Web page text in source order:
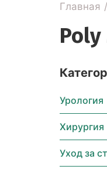
Главная
Урология
Хирургия
Уход за